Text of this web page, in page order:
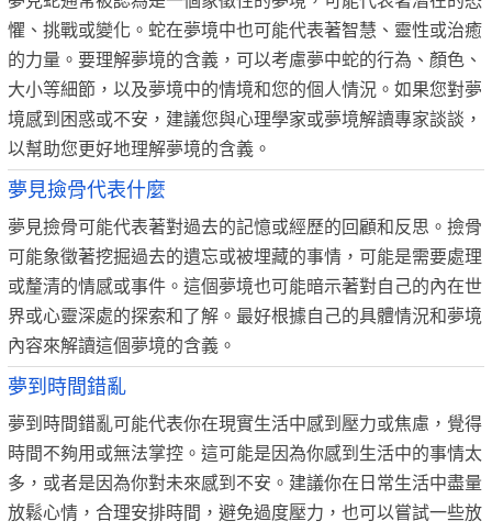
懼、挑戰或變化。蛇在夢境中也可能代表著智慧、靈性或治癒
的力量。要理解夢境的含義，可以考慮夢中蛇的行為、顏色、
大小等細節，以及夢境中的情境和您的個人情況。如果您對夢
境感到困惑或不安，建議您與心理學家或夢境解讀專家談談，
以幫助您更好地理解夢境的含義。
夢見撿骨代表什麼
夢見撿骨可能代表著對過去的記憶或經歷的回顧和反思。撿骨
可能象徵著挖掘過去的遺忘或被埋藏的事情，可能是需要處理
或釐清的情感或事件。這個夢境也可能暗示著對自己的內在世
界或心靈深處的探索和了解。最好根據自己的具體情況和夢境
內容來解讀這個夢境的含義。
夢到時間錯亂
夢到時間錯亂可能代表你在現實生活中感到壓力或焦慮，覺得
時間不夠用或無法掌控。這可能是因為你感到生活中的事情太
多，或者是因為你對未來感到不安。建議你在日常生活中盡量
放鬆心情，合理安排時間，避免過度壓力，也可以嘗試一些放